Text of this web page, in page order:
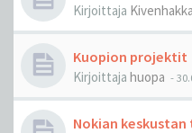
Kirjoittaja
Kuopion projektit
Kirjoittaja huopa -
Nokian